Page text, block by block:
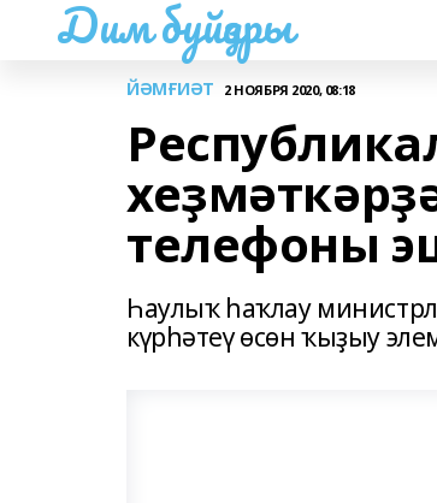
Дим буйҙары
ЙӘМҒИӘТ 2 НОЯБРЯ 2020, 08:18
телефоны
Һаулыҡ һаҡлау
күрһәтеү өсөн ҡыҙыу